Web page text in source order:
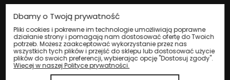
Nadzór nad obrotem produktami
leczniczymi weterynaryjnymi sprawuje
Wojewódzki Inspektorat Weterynarii w
Katowicach.
Dbamy o Twoją prywatność
Pliki cookies i pokrewne im technologie umożliwiają poprawne
działanie strony i pomagają nam dostosować ofertę do Twoich
potrzeb. Możesz zaakceptować wykorzystanie przez nas
wszystkich tych plików i przejść do sklepu lub dostosować użycie
plików do swoich preferencji, wybierając opcję "Dostosuj zgody".
Więcej w naszej Polityce prywatności.